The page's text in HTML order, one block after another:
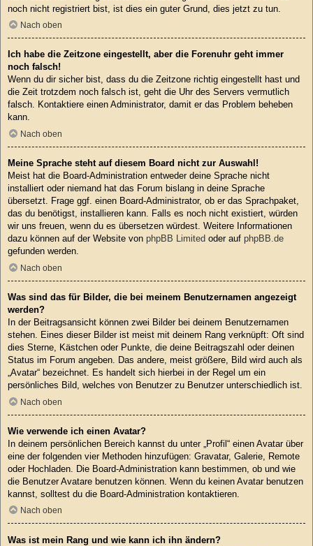
noch nicht registriert bist, ist dies ein guter Grund, dies jetzt zu tun.
Nach oben
Ich habe die Zeitzone eingestellt, aber die Forenuhr geht immer
noch falsch!
Wenn du dir sicher bist, dass du die Zeitzone richtig eingestellt hast und
die Zeit trotzdem noch falsch ist, geht die Uhr des Servers vermutlich
falsch. Kontaktiere einen Administrator, damit er das Problem beheben
kann.
Nach oben
Meine Sprache steht auf diesem Board nicht zur Auswahl!
Meist hat die Board-Administration entweder deine Sprache nicht
installiert oder niemand hat das Forum bislang in deine Sprache
übersetzt. Frage ggf. einen Board-Administrator, ob er das Sprachpaket,
das du benötigst, installieren kann. Falls es noch nicht existiert, würden
wir uns freuen, wenn du es übersetzen würdest. Weitere Informationen
dazu können auf der Website von phpBB Limited oder auf phpBB.de
gefunden werden.
Nach oben
Was sind das für Bilder, die bei meinem Benutzernamen angezeigt
werden?
In der Beitragsansicht können zwei Bilder bei deinem Benutzernamen
stehen. Eines dieser Bilder ist meist mit deinem Rang verknüpft: Oft sind
dies Sterne, Kästchen oder Punkte, die deine Beitragszahl oder deinen
Status im Forum angeben. Das andere, meist größere, Bild wird auch als
„Avatar“ bezeichnet. Es handelt sich hierbei in der Regel um ein
persönliches Bild, welches von Benutzer zu Benutzer unterschiedlich ist.
Nach oben
Wie verwende ich einen Avatar?
In deinem persönlichen Bereich kannst du unter „Profil“ einen Avatar über
eine der folgenden vier Methoden hinzufügen: Gravatar, Galerie, Remote
oder Hochladen. Die Board-Administration kann bestimmen, ob und wie
die Benutzer Avatare benutzen können. Wenn du keinen Avatar benutzen
kannst, solltest du die Board-Administration kontaktieren.
Nach oben
Was ist mein Rang und wie kann ich ihn ändern?